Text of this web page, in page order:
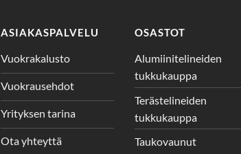
ASIAKASPALVELU
Vuokrakalusto
Vuokrausehdot
Yrityksen tarina
Ota yhteyttä
OSASTOT
Alumiinitelineiden
tukkukauppa
Terästelineiden
tukkukauppa
Taukovaunut